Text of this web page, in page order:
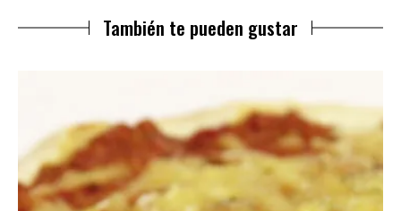
También te pueden gustar